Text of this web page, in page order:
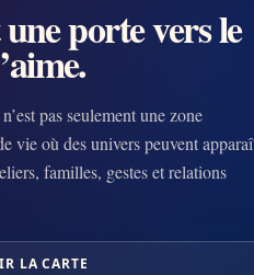
porte vers le
pas seulement une zone
vie où des univers peuvent
familles, gestes et relations
LA CARTE